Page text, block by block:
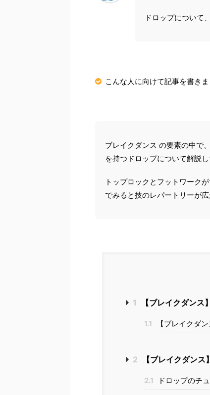
ドロップについて
こんな人に向けて記事を書きま
ブレイクダンス の要素の中で
を持つドロップについて解説し
トップロックとフットワーク
でみると技のレパートリーが広
1 【ブレイクダンス
1.1 【ブレイクダ
2 【ブレイクダン
2.1 ドロップのチ